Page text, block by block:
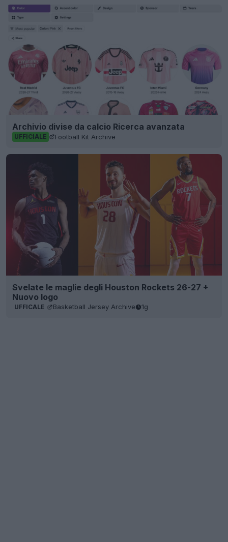
Archivio divise da calcio Ricerca avanzata
UFFICIALE Football Kit Archive
Svelate le maglie degli Houston Rockets 26-27 +
Nuovo logo
UFFICALE Basketball Jersey Archive 1g